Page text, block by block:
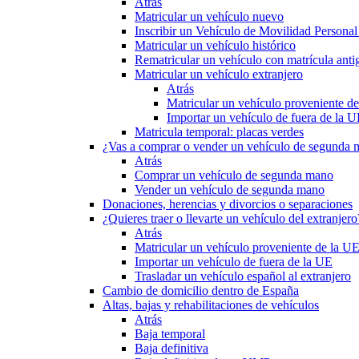
Matricular un vehículo nuevo
Inscribir un Vehículo de Movilidad
Matricular un vehículo histórico
Rematricular un vehículo con matrícula
Matricular un vehículo extranjero
Atrás
Matricular un vehículo proveniente
Importar un vehículo de fuera de la
Matricula temporal: placas verdes
¿Vas a comprar o vender un vehículo de segunda
Atrás
Comprar un vehículo de segunda mano
Vender un vehículo de segunda mano
Donaciones, herencias y divorcios o separaciones
¿Quieres traer o llevarte un vehículo del
Atrás
Matricular un vehículo proveniente de la UE
Importar un vehículo de fuera de la UE
Trasladar un vehículo español al extranjero
Cambio de domicilio dentro de España
Altas, bajas y rehabilitaciones de vehículos
Atrás
Baja temporal
Baja definitiva